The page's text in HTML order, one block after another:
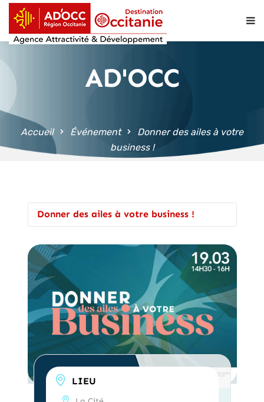
principal
AD'OCC
Accueil Événement
Donner des ailes à votre
business !
Donner des ailes à votre business !
LIEU